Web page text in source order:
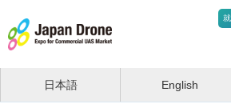
日本語 English